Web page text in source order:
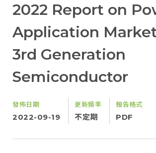
2022 Report on
Application
3rd Generation
Semiconductor
發佈日期
2022-09-19
更新頻率
不定期
報告格式
PDF